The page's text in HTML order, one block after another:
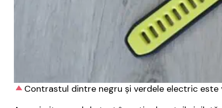
Contrastul dintre negru și verdele electric este